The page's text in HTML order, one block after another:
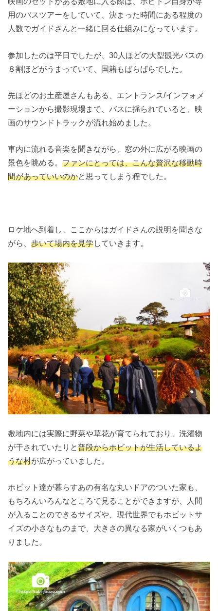
用のバスツアーをしていて、決まった時間にある程度の
人数でガイドさんと一緒に回る仕組みになっています。
参加したのは平日でしたが、30人ほどの大型観光バスの
８割ほどがうまっていて、国籍もばらばらでした。
先ほどのお土産屋さんもある、エントランス/インフォメ
ーションから撮影現場まで、バスに揺られていると、映
画のサウンドトラックが流れ始めました。
車内に流れる音楽を聞きながら、窓の外に広がる映画の
景色を眺める。ファンにとっては、こんな贅沢な移動時
間があっていいのかと思ってしまう程でした。
ロケ地へ到着し、ここからはガイドさんの説明を聞きな
がら、歩いて場内を見学していきます。
敷地内には実際に野菜や草花が育てられており、洗濯物
が干されていたりと普段からホビットが生活しているよ
うな村が広がっていました。
ホビット達が暮らすあの有名な丸いドアのついた家も、
もちろんいろんなところで見ることができますが、人間
が入ることのできるサイズや、現代世界でもホビットサ
イズの小さなものまで、大きさの異なる家がいくつもあ
りました。